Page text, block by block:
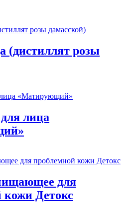
(дистиллят розы
лица
для
кожи Детокс